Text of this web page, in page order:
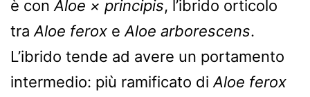
è con Aloe × principis, l’ibrido orticolo
tra Aloe ferox e Aloe arborescens.
L’ibrido tende ad avere un portamento
intermedio: più ramificato di Aloe ferox